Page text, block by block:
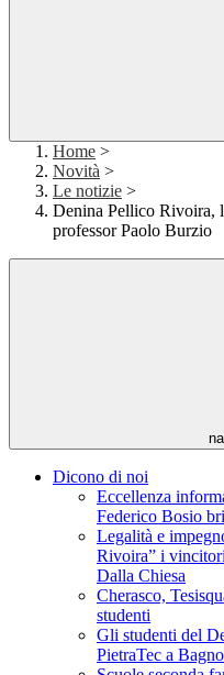
Home >
Novità >
Le notizie >
Denina Pellico Rivoira,
professor Paolo Burzio
Dicono di noi
Eccellenza
Federico Bosio
Legalità e
Rivoira” i
Dalla Chiesa
Cherasco,
studenti
Gli studenti del
PietraTec a